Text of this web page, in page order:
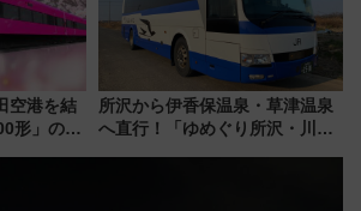
空港を結
形」のコ
所沢から伊香保温泉・草津温泉
へ直行！「ゆめぐり所沢・川越